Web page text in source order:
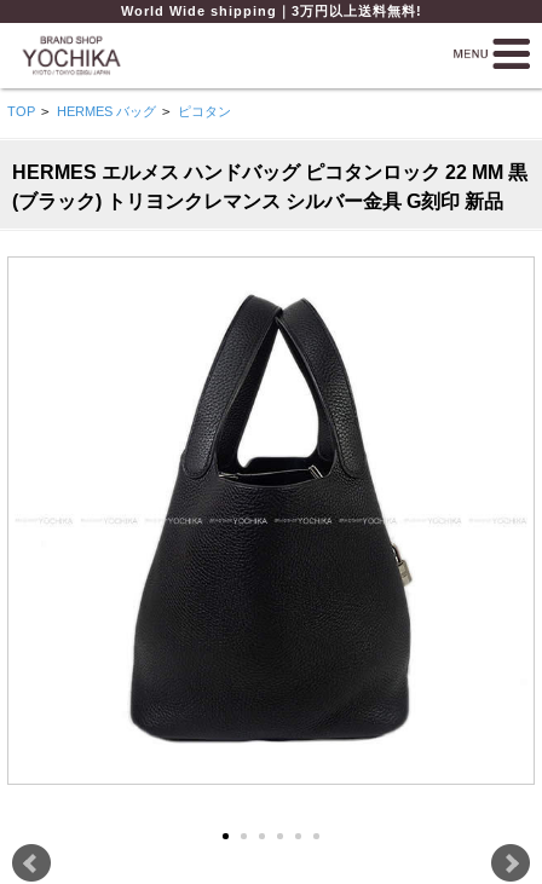
World Wide shipping｜3万円以上送料無料!
TOP > HERMES バッグ > ピコタン
HERMES エルメス ハンドバッグ ピコタンロック 22 MM 黒
(ブラック) トリヨンクレマンス シルバー金具 G刻印 新品